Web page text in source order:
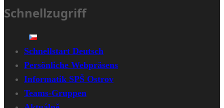
Schnellzugriff
Schnellstart Deutsch
Persönliche Webpräsens
Informatik SPŠ Ostrov
Teams-Gruppen